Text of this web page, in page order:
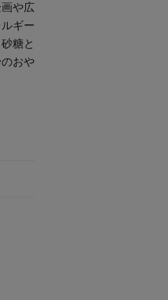
や広
ギー
糖と
おや